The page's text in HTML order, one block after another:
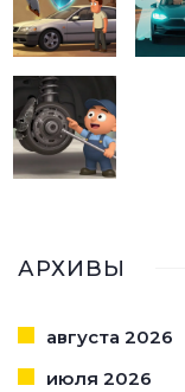
АРХИВЫ
августа 2026
июля 2026